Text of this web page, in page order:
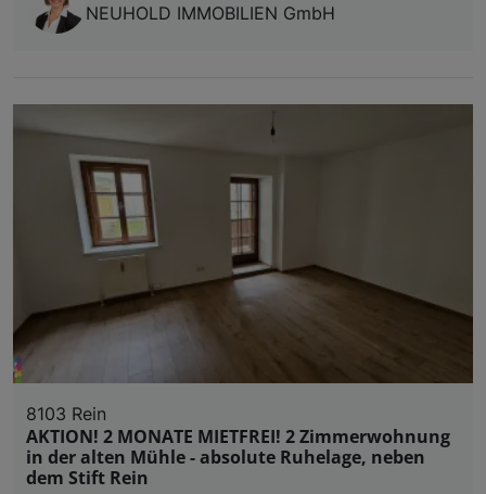
NEUHOLD IMMOBILIEN GmbH
8103 Rein
AKTION! 2 MONATE MIETFREI! 2 Zimmerwohnung
in der alten Mühle - absolute Ruhelage, neben
dem Stift Rein